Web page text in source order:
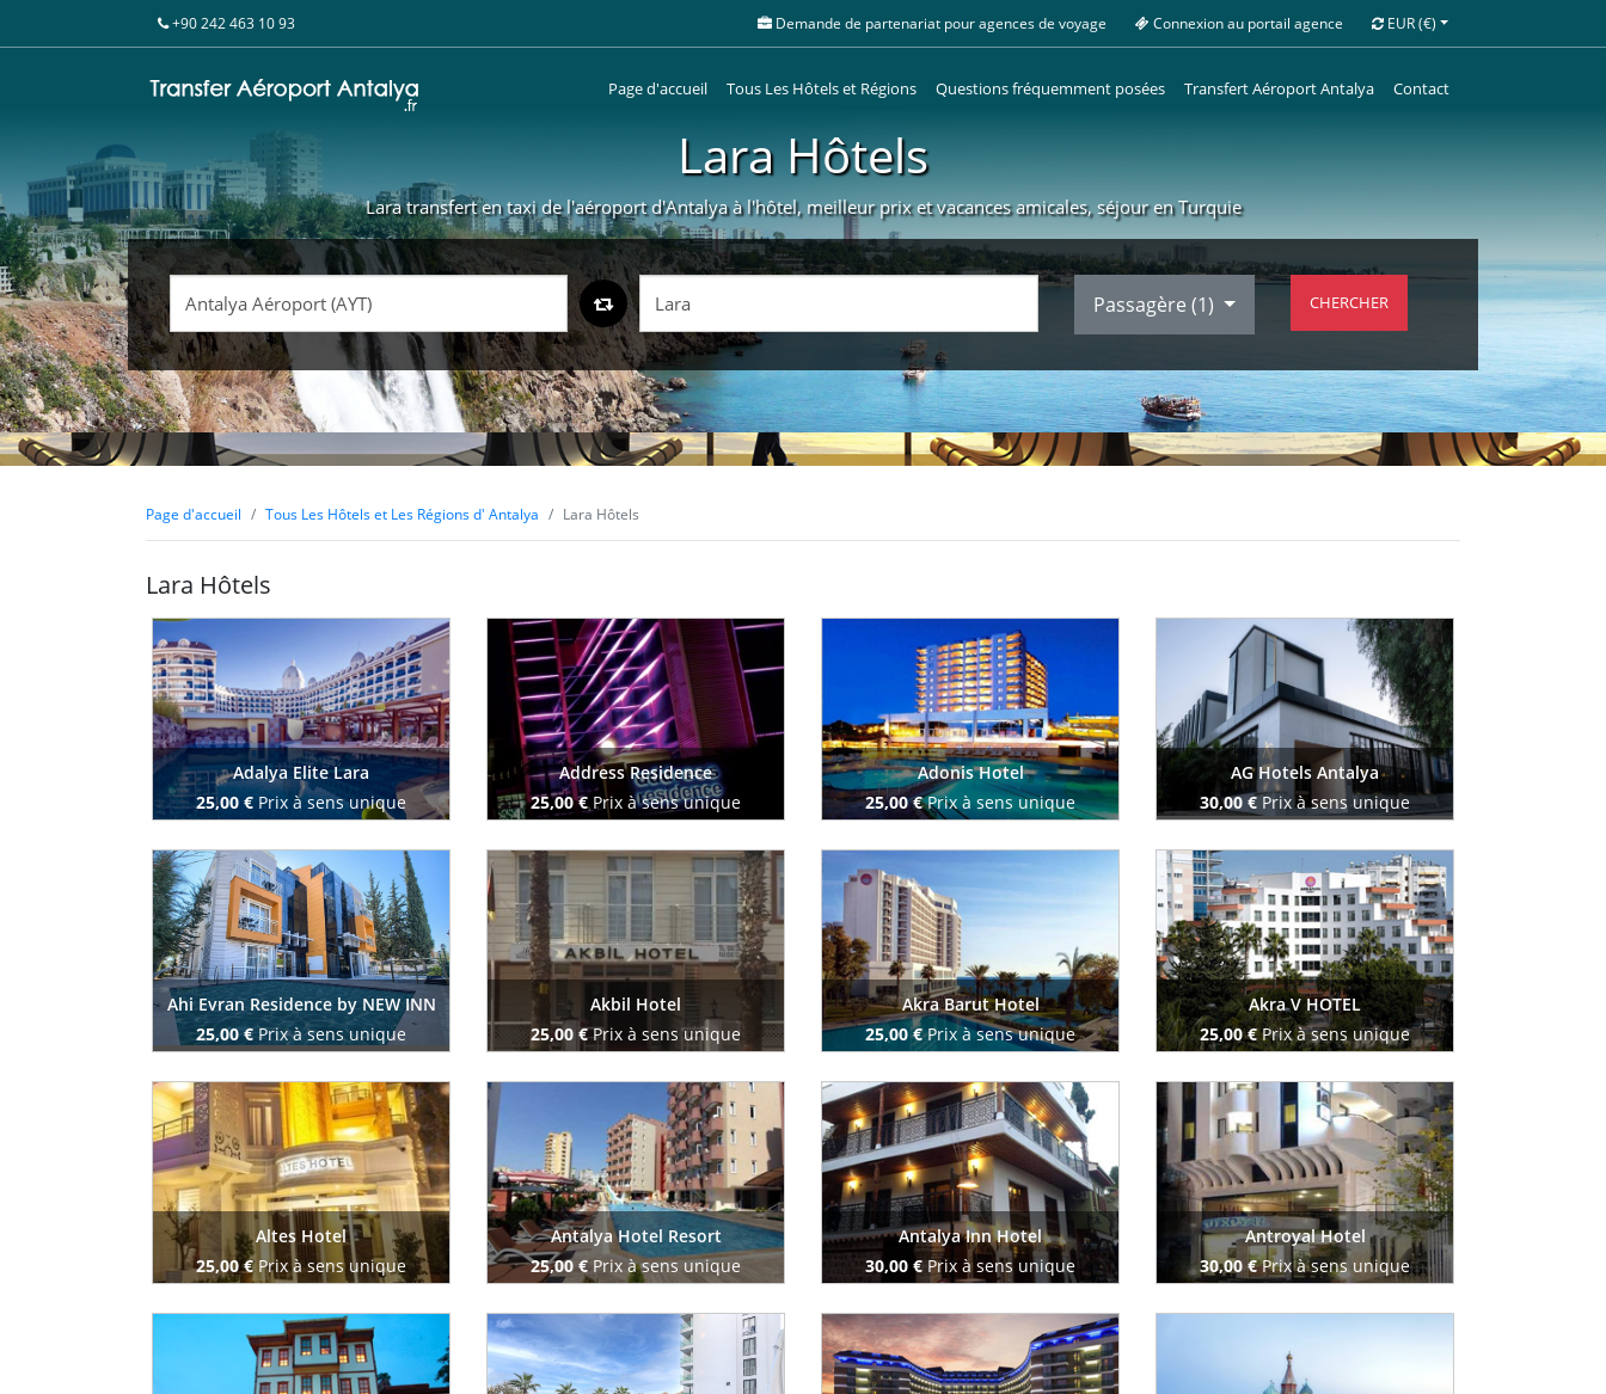
+90 242 463 10 93 Demande de partenariat pour agences de voyage Connexion au portail agence EUR(€)
Page d'accueil Tous Les Hôtels et Régions Questions fréquemment posées Transfert Aéroport Antalya Contact
Lara Hôtels
Lara transfert en taxi de l'aéroport d'Antalya à l'hôtel, meilleur prix et vacances amicales, séjour en Turquie
Passagère (1) CHERCHER
Page d'accueil Tous Les Hôtels et Les Régions d' Antalya Lara Hôtels
Lara Hôtels
Adalya Elite Lara
25,00 € Prix à sens unique
Reserve maintenant
Address Residence
25,00 €Prix à sens unique
Reserve maintenant
Adonis Hotel
25,00 €Prix à sens unique
Reserve maintenant
AG Hotels Antalya
30,00 €Prix à sens unique
Reserve maintenant
Ahi Evran Residence by NEW INN
25,00 €Prix à sens unique
Reserve maintenant
Akbil Hotel
25,00 €Prix à sens unique
Reserve maintenant
Akra Barut Hotel
25,00 €Prix à sens unique
Reserve maintenant
Akra V HOTEL
25,00 €Prix à sens unique
Reserve maintenant
Altes Hotel
25,00 €Prix à sens unique
Reserve maintenant
Antalya Hotel Resort
25,00 €Prix à sens unique
Reserve maintenant
Antalya Inn Hotel
30,00 €Prix à sens unique
Reserve maintenant
Antroyal Hotel
30,00 €Prix à sens unique